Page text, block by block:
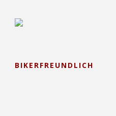
BIKERFREUNDLICH